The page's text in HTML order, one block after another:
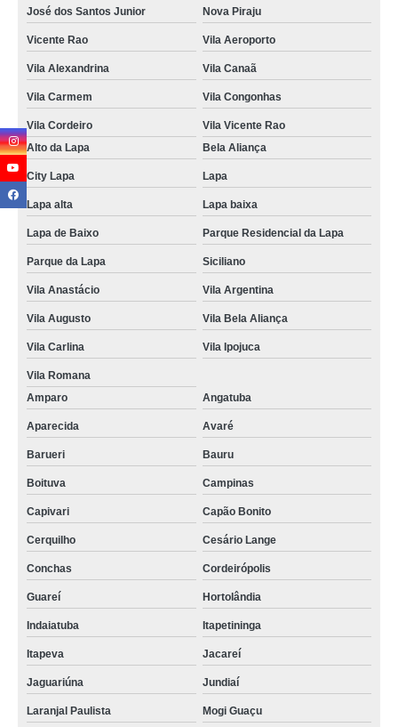
José dos Santos Junior Nova Piraju
Vicente Rao Vila Aeroporto
Vila Alexandrina Vila Canaã
Vila Carmem Vila Congonhas
Vila Cordeiro
Vila Vicente Rao
Alto da Lapa
Bela Aliança
City Lapa Lapa
Lapa alta Lapa baixa
Lapa de Baixo Parque Residencial da Lapa
Parque da Lapa Siciliano
Vila Anastácio Vila Argentina
Vila Augusto Vila Bela Aliança
Vila Carlina Vila Ipojuca
Vila Romana
Amparo
Angatuba
Aparecida Avaré
Barueri Bauru
Boituva Campinas
Capivari Capão Bonito
Cerquilho Cesário Lange
Conchas Cordeirópolis
Guareí Hortolândia
Indaiatuba Itapetininga
Itapeva Jacareí
Jaguariúna Jundiaí
Laranjal Paulista Mogi Guaçu